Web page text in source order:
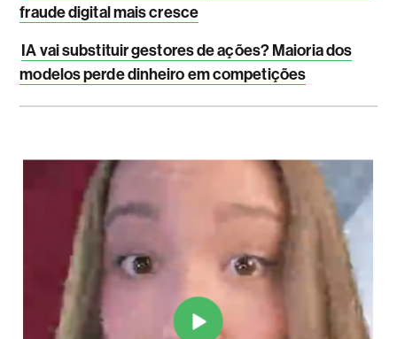
fraude digital mais cresce
IA vai substituir gestores de ações? Maioria dos
modelos perde dinheiro em competições